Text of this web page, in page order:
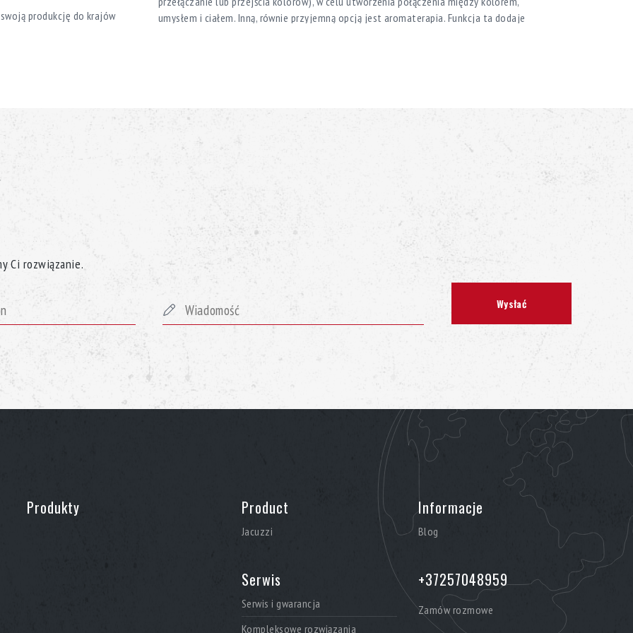
produkcję do krajów
aby dobrać formy i kolory,
ekskluzywny model dla
opracowane przez
hydromasażu, aby
się z paneli laminowanych
i wysoką odporność na
oświetlenie Pure Line,
przestrzeń kolorami i
wody
wszystkie jacuzzi mają
parametry wody w jacuzzi
High Performance Water
filtr, a Ultraviolet Treatment
Aquavia Spa
umysłem i ciałem. Inną, równie przyjemną opcją jest aromaterapia. Funkcja ta dodaje
Rozwiązania technologiczne
Ciesz się muzyką podczas relaksu w swoim jacuzzi, dzięki bezprzewodowemu sprzętowi
dźwiękowym połączonemu zdalnie z urządzeniem mobilnym przez Bluetooth. System
Surround Bluetooth Audio pozwala w łatwy i wygodny sposób cieszyć się wysokiej jakości
dźwiękiem (dzięki 4 głośnikom i subwooferowi) z telefonu komórkowego lub tabletu (lub
innego urządzenia obsługującego technologię Bluetooth).
Możesz sterować swoim jacuzzi z telefonu komórkowego, gdziekolwiek jesteś. Jest to
możliwe dzięki panelowi dotykowemu Wi-Fi, pilotowi i technologii programowania
dodanej do systemu sterowania BALBOA® stosowanego we wszystkich naszych jacuzzi,
Gwarancja nienagannej jakości
Aquavia Spa jest również wyjątkowa, ponieważ oferuje długoterminową gwarancję: 15 lat
na ramę, 10 lat na akryl i 2 lata na komponenty. Sercem każdej wanny z hydromasażem
jest metalowa rama, która jest zabezpieczona przed korozją i podtrzymuje ciężar
hydromasażu, dzięki czemu jest wystarczająco mocna, aby zapobiec wszelkim
odkształceniom. Rama została dokładnie przetestowana w wilgotnym środowisku i
ekstremalnych temperaturach, więc jest trwała, nawet gdy jest zainstalowana na
zewnątrz. Możesz być pewien swojego wyboru i doskonałej jakości swojego hydromasażu,
który będzie cieszył Ciebie i Twoją rodzinę przez wiele lat.
W naszym katalogu znajdą Państwo wybór najlepszych wanien z hydromasażem firmy
Aquavia Spa. Wybierz ten, który Ci się podoba, a nasi menedżerowie chętnie odpowiedzą
na wszystkie Twoje pytania!
Ci rozwiązanie.
Produkty Product
Jacuzzi
Serwis
Serwis i gwarancja
Kompleksowe rozwiązania
Informacje
Blog
+37257048959
Zamów rozmowe